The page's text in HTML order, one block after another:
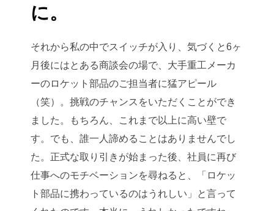
に。
それから私の中でスイッチが入り、気づくと6ヶ
月後にはとある商談会の場で、大手重工メーカ
ーのロケット部品のご担当者に猛アピール
（笑）。挑戦のチャンスをいただくことができ
ました。もちろん、これまで以上に高い壁で
す。でも、誰一人諦めることはありませんでし
た。正式な取り引きが始まった後、社員に再び
仕事へのモチベーションを尋ねると、「ロケッ
ト部品に携わっているのはうれしい」と言って